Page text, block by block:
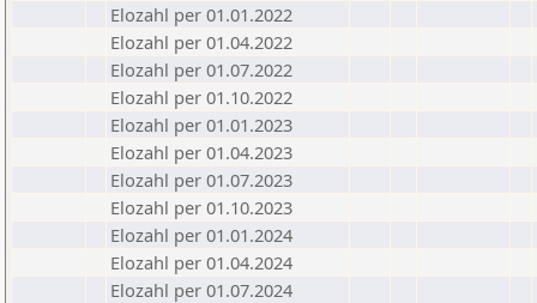
Elozahl per 01.01.2022
Elozahl per 01.04.2022
Elozahl per 01.07.2022
Elozahl per 01.10.2022
Elozahl per 01.01.2023
Elozahl per 01.04.2023
Elozahl per 01.07.2023
Elozahl per 01.10.2023
Elozahl per 01.01.2024
Elozahl per 01.04.2024
Elozahl per 01.07.2024